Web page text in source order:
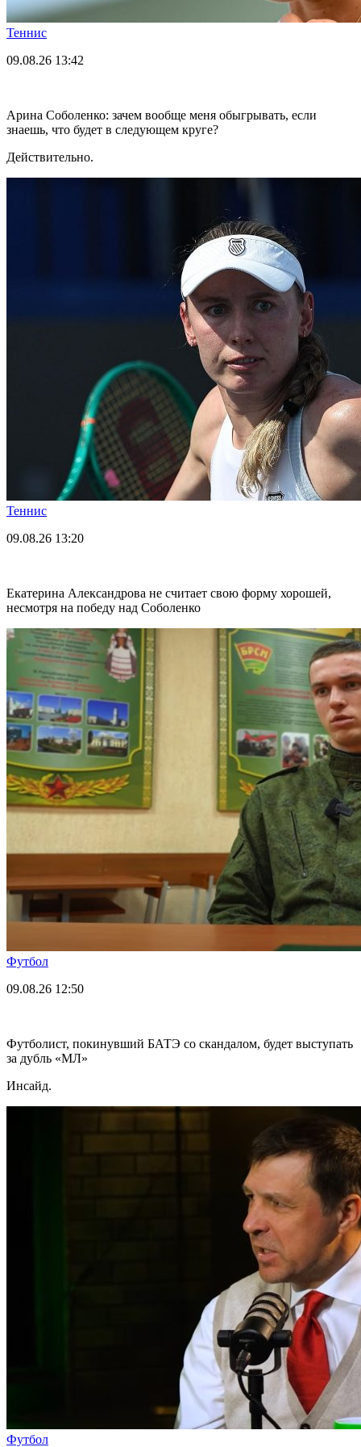
Теннис
09.08.26 13:42
Арина Соболенко: зачем вообще меня обыгрывать, если
знаешь, что будет в следующем круге?
Действительно.
Теннис
09.08.26 13:20
Екатерина Александрова не считает свою форму хорошей,
несмотря на победу над Соболенко
Футбол
09.08.26 12:50
Футболист, покинувший БАТЭ со скандалом, будет выступать
за дубль «МЛ»
Инсайд.
Футбол